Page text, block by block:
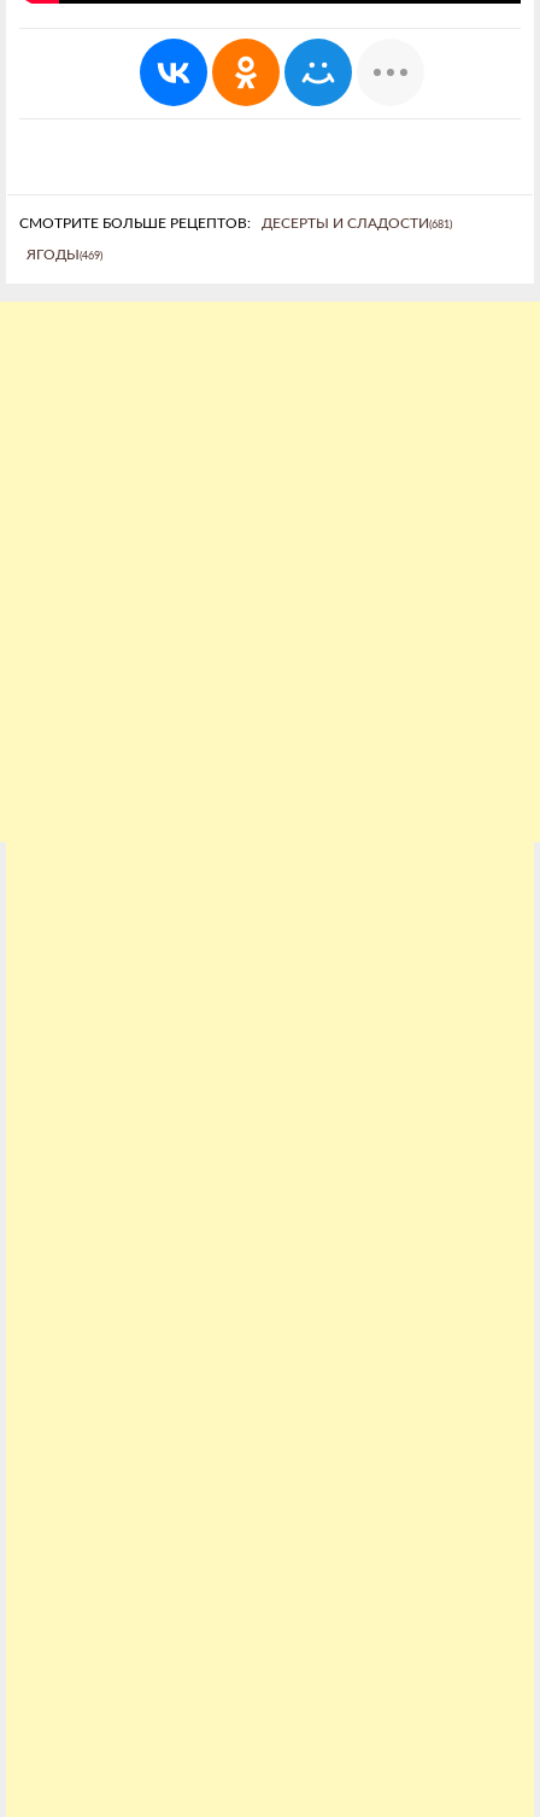
СМОТРИТЕ БОЛЬШЕ РЕЦЕПТОВ: ДЕСЕРТЫ И СЛАДОСТИ (681)
ЯГОДЫ (469)